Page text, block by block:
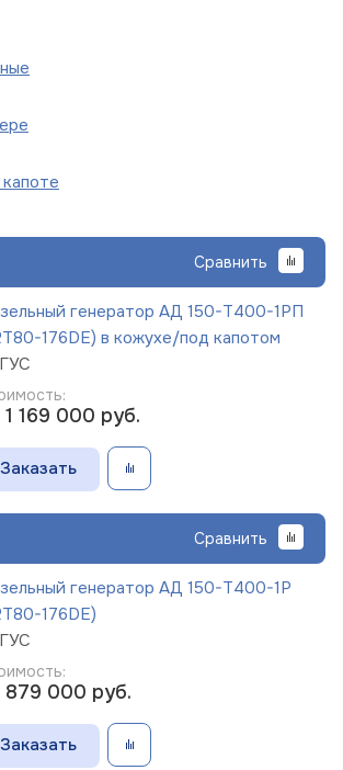
капоте
Сравнить
генератор АД 150-Т400-1РП
176DE) в кожухе/под капотом
1 169 000 руб.
Заказать
Сравнить
генератор АД 150-Т400-1Р
176DE)
879 000 руб.
Заказать